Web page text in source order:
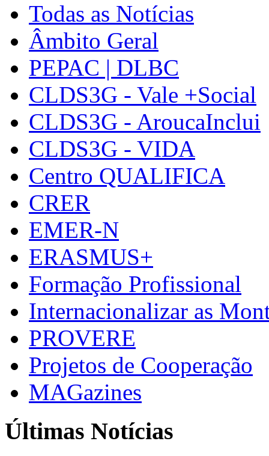
Todas as Notícias
Âmbito Geral
PEPAC | DLBC
CLDS3G - Vale +Social
CLDS3G - AroucaInclui
CLDS3G - VIDA
Centro QUALIFICA
CRER
EMER-N
ERASMUS+
Formação Profissional
Internacionalizar as
PROVERE
Projetos de Cooperação
MAGazines
Últimas Notícias